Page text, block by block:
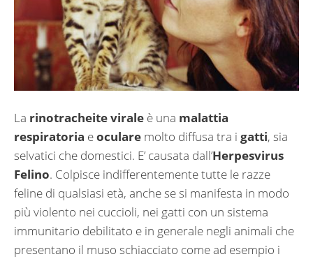
La rinotracheite virale è una malattia
respiratoria eoculare molto diffusa tra i gatti, sia
selvatici che domestici. E’ causata dall’Herpesvirus
Felino. Colpisce indifferentemente tutte le razze
feline di qualsiasi età, anche se si manifesta in modo
più violento nei cuccioli, nei gatti con un sistema
immunitario debilitato e in generale negli animali che
presentano il muso schiacciato come ad esempio i